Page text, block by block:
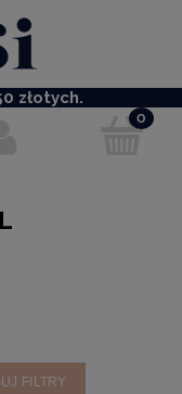
złotych.
FILTRY